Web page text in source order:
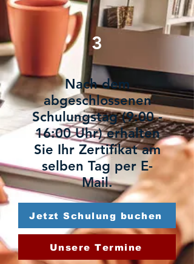
3
Nach dem
abgeschlossenen
Schulungstag (9:00 -
16:00 Uhr) erhalten
Sie Ihr Zertifikat am
selben Tag per E-
Mail.
Jetzt Schulung buchen
Unsere Termine